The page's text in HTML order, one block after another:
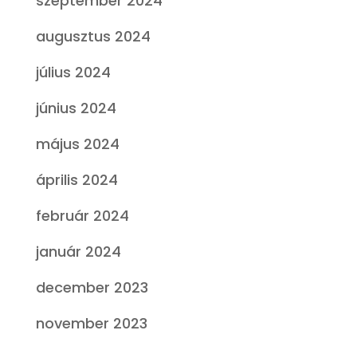
augusztus 2024
július 2024
június 2024
május 2024
április 2024
február 2024
január 2024
december 2023
november 2023